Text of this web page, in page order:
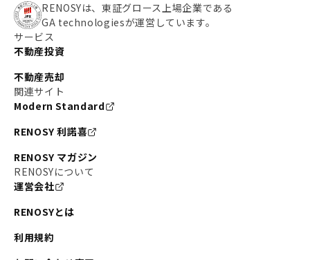
RENOSYは、東証グロース上場企業である
GA technologiesが運営しています。
サービス
不動産投資
不動産売却
関連サイト
Modern Standard
RENOSY 利諾喜
RENOSY マガジン
RENOSYについて
運営会社
RENOSYとは
利用規約